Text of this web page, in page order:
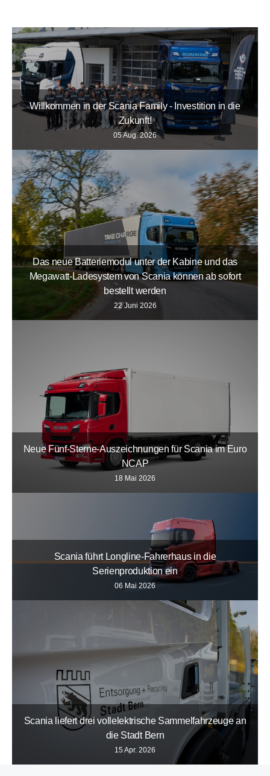
Willkommen in der Scania Family - Investition in die
Zukunft!
05 Aug. 2026
Das neue Batteriemodul unter der Kabine und das
Megawatt-Ladesystem von Scania können ab sofort
bestellt werden
22 Juni 2026
Neue Fünf-Sterne-Auszeichnungen für Scania im Euro
NCAP
18 Mai 2026
Scania führt Longline-Fahrerhaus in die
Serienproduktion ein
06 Mai 2026
Scania liefert drei vollelektrische Sammelfahrzeuge an
die Stadt Bern
15 Apr. 2026